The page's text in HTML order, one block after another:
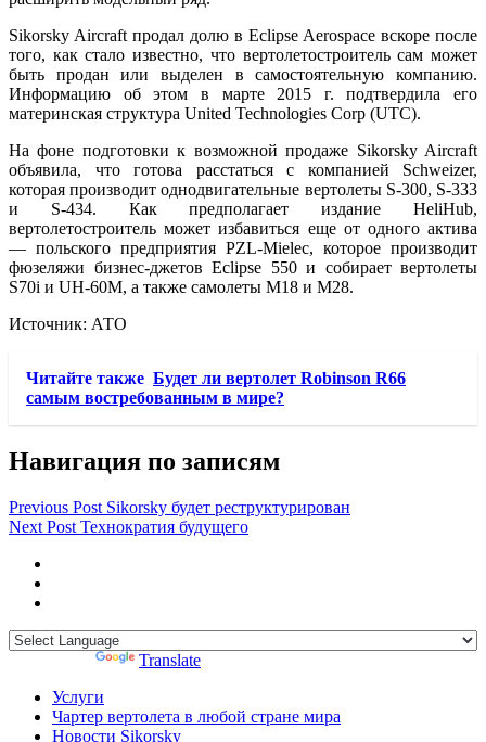
Sikorsky Aircraft продал долю в Eclipse Aerospace вскоре после
того, как стало известно, что вертолетостроитель сам может
быть продан или выделен в самостоятельную компанию.
Информацию об этом в марте 2015 г. подтвердила его
материнская структура United Technologies Corp (UTC).
На фоне подготовки к возможной продаже Sikorsky Aircraft
объявила, что готова расстаться с компанией Schweizer,
которая производит однодвигательные вертолеты S-300, S-333
и S-434. Как предполагает издание HeliHub,
вертолетостроитель может избавиться еще от одного актива
— польского предприятия PZL-Mielec, которое производит
фюзеляжи бизнес-джетов Eclipse 550 и собирает вертолеты
S70i и UH-60M, а также самолеты M18 и M28.
Источник: АТО
Читайте также Будет ли вертолет Robinson R66
самым востребованным в мире?
Навигация по записям
Previous Post Sikorsky будет реструктурирован
Next Post Технократия будущего
Translate
Услуги
Чартер вертолета в любой стране мира
Новости Sikorsky